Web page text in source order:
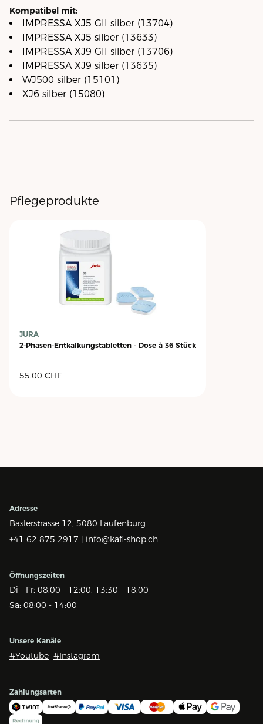
Kompatibel mit:
IMPRESSA XJ5 GII silber (13704)
IMPRESSA XJ5 silber (13633)
IMPRESSA XJ9 GII silber (13706)
IMPRESSA XJ9 silber (13635)
WJ500 silber (15101)
XJ6 silber (15080)
Pflegeprodukte
JURA
2-Phasen-Entkalkungstabletten - Dose à 36 Stück
55.00 CHF
Adresse
Baslerstrasse 12, 5080 Laufenburg
+41 62 875 2917 | info@kafi-shop.ch
Öffnungszeiten
Di - Fr: 08:00 - 12:00, 13:30 - 18:00
Sa: 08:00 - 14:00
Unsere Kanäle
#Youtube #Instagram
Zahlungsarten